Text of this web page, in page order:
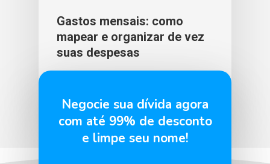
Gastos mensais: como
mapear e organizar de vez
suas despesas
Negocie sua dívida agora
com até 99% de desconto
e limpe seu nome!